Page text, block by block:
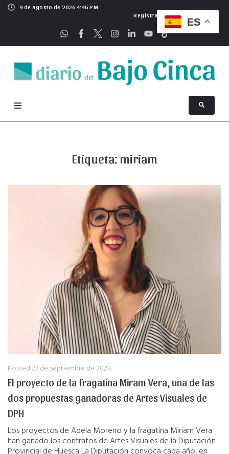
9 de agosto de 2026 4:46 PM
Registrarse
Etiqueta: miriam
Posted27 de septiembre de 2024
El proyecto de la fragatina Miram Vera, una de las
dos propuestas ganadoras de Artes Visuales de
DPH
Los proyectos de Adela Moreno y la fragatina Miriam Vera
han ganado los contratos de Artes Visuales de la Diputación
Provincial de Huesca La Diputación convoca cada año, en
ES